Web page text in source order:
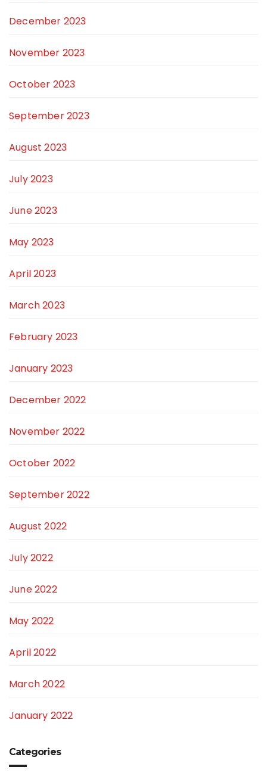
December 2023
November 2023
October 2023
September 2023
August 2023
July 2023
June 2023
May 2023
April 2023
March 2023
February 2023
January 2023
December 2022
November 2022
October 2022
September 2022
August 2022
July 2022
June 2022
May 2022
April 2022
March 2022
January 2022
Categories